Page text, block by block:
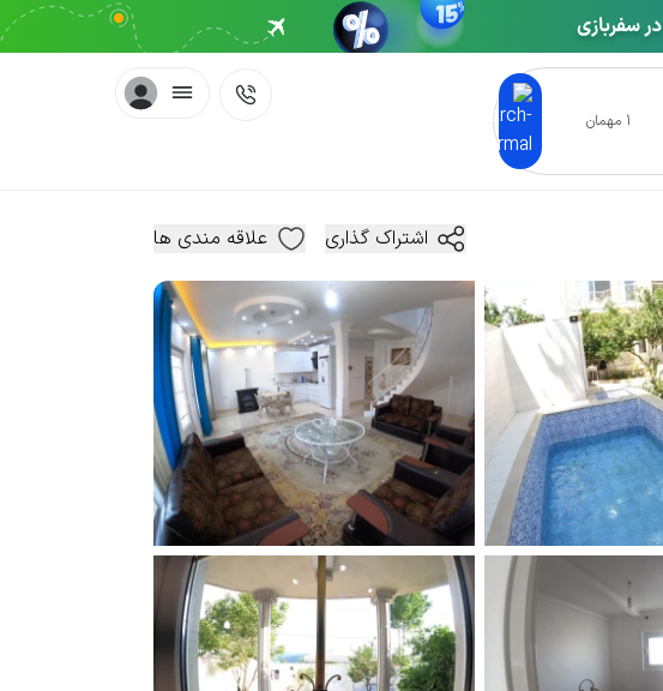
1 مهمان
اشتراک گذاری علاقه مندی ها